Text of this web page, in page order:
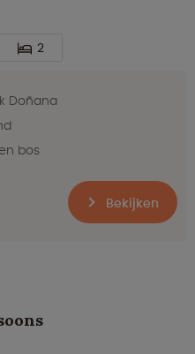
2
Doñana
bos
Bekijken